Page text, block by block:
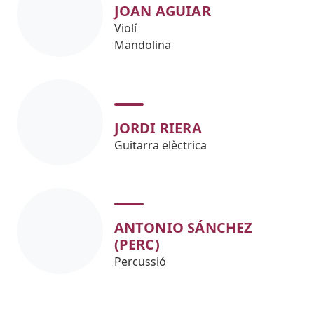
JOAN AGUIAR
Violí
Mandolina
JORDI RIERA
Guitarra elèctrica
ANTONIO SÁNCHEZ
(PERC)
Percussió